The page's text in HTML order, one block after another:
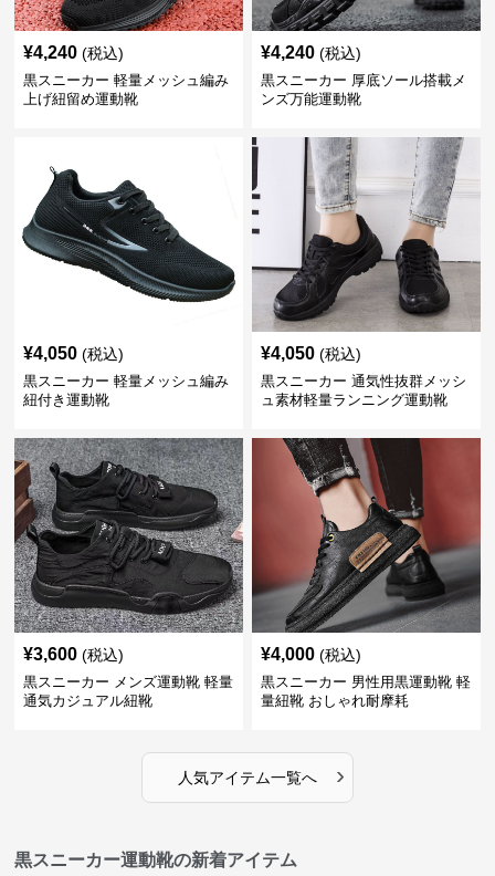
¥4,240 (税込)
黒スニーカー 軽量メッシュ編み
上げ紐留め運動靴
¥4,240 (税込)
黒スニーカー 厚底ソール搭載メ
ンズ万能運動靴
¥4,050 (税込)
黒スニーカー 軽量メッシュ編み
紐付き運動靴
¥4,050 (税込)
黒スニーカー 通気性抜群メッシ
ュ素材軽量ランニング運動靴
¥3,600 (税込)
黒スニーカー メンズ運動靴 軽量
通気カジュアル紐靴
¥4,000 (税込)
黒スニーカー 男性用黒運動靴 軽
量紐靴 おしゃれ耐摩耗
人気アイテム一覧へ ›
黒スニーカー運動靴の新着アイテム